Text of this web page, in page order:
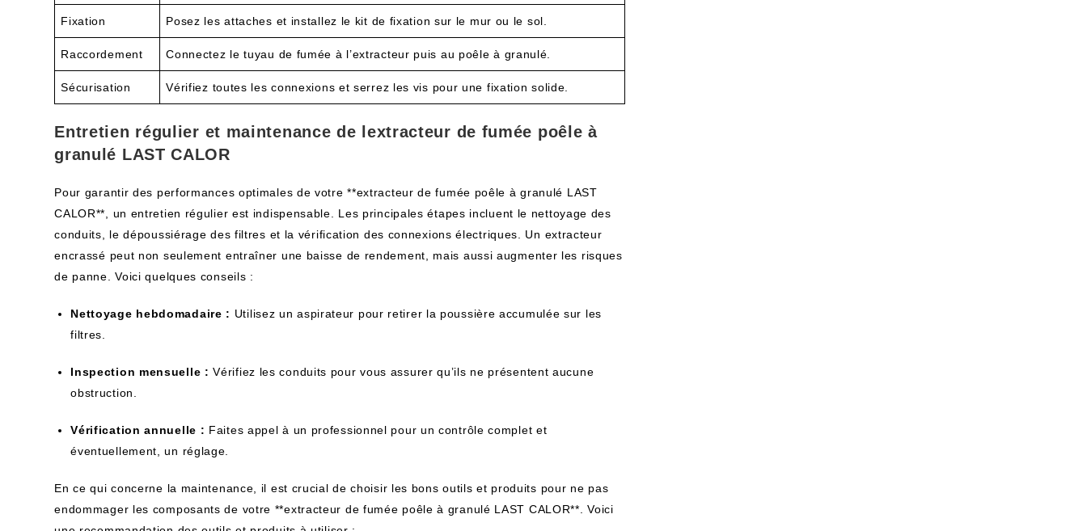
Fixation Posez les attaches et installez le kit de fixation sur le mur ou le sol.
Raccordement Connectez le tuyau de fumée à l’extracteur puis au poêle à granulé.
Sécurisation Vérifiez toutes les connexions et serrez les vis pour une fixation solide.
Entretien régulier et maintenance de lextracteur de fumée poêle à
granulé LAST CALOR
Pour garantir des performances optimales de votre **extracteur de fumée poêle à granulé LAST
CALOR**, un entretien régulier est indispensable. Les principales étapes incluent le nettoyage des
conduits, le dépoussiérage des filtres et la vérification des connexions électriques. Un extracteur
encrassé peut non seulement entraîner une baisse de rendement, mais aussi augmenter les risques
de panne. Voici quelques conseils :
Nettoyage hebdomadaire : Utilisez un aspirateur pour retirer la poussière accumulée sur les
filtres.
Inspection mensuelle : Vérifiez les conduits pour vous assurer qu’ils ne présentent aucune
obstruction.
Vérification annuelle : Faites appel à un professionnel pour un contrôle complet et
éventuellement, un réglage.
En ce qui concerne la maintenance, il est crucial de choisir les bons outils et produits pour ne pas
endommager les composants de votre **extracteur de fumée poêle à granulé LAST CALOR**. Voici